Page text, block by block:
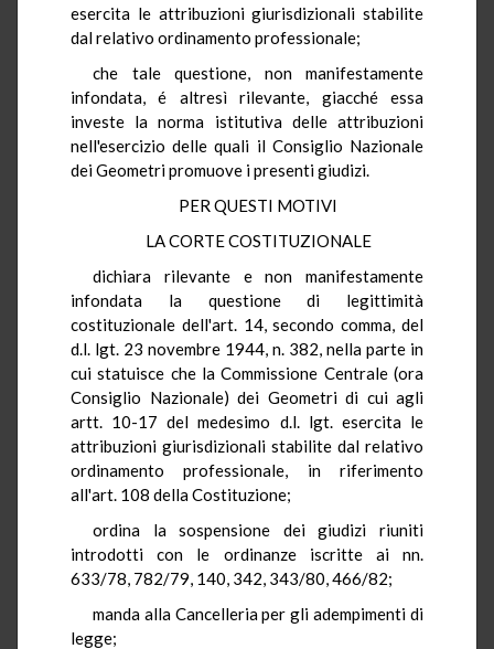
esercita le attribuzioni giurisdizionali stabilite
dal relativo ordinamento professionale;
che tale questione, non manifestamente
infondata, é altresì rilevante, giacché essa
investe la norma istitutiva delle attribuzioni
nell'esercizio delle quali il Consiglio Nazionale
dei Geometri promuove i presenti giudizi.
PER QUESTI MOTIVI
LA CORTE COSTITUZIONALE
dichiara rilevante e non manifestamente
infondata la questione di legittimità
costituzionale dell'art. 14, secondo comma, del
d.l. lgt. 23 novembre 1944, n. 382, nella parte in
cui statuisce che la Commissione Centrale (ora
Consiglio Nazionale) dei Geometri di cui agli
artt. 10-17 del medesimo d.l. lgt. esercita le
attribuzioni giurisdizionali stabilite dal relativo
ordinamento professionale, in riferimento
all'art. 108 della Costituzione;
ordina la sospensione dei giudizi riuniti
introdotti con le ordinanze iscritte ai nn.
633/78, 782/79, 140, 342, 343/80, 466/82;
manda alla Cancelleria per gli adempimenti di
legge;